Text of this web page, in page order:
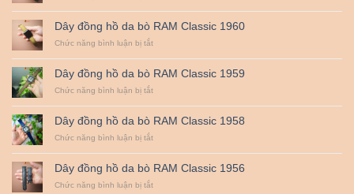
NHẤT
:
SIGMA
ART,
CANON
L…
Classic
1963
hồ
da
Classic
1962
Dây đồng hồ da bò RAM Classic 1960
Chức năng bình luận bị tắtở
hồ
da
Classic
1960
Dây đồng hồ da bò RAM Classic 1959
Chức năng bình luận bị tắtở
hồ
da
Classic
1959
Dây đồng hồ da bò RAM Classic 1958
Chức năng bình luận bị tắtở
hồ
da
Dây đồng hồ da bò RAM Classic 1956
Chức năng bình luận bị tắtở